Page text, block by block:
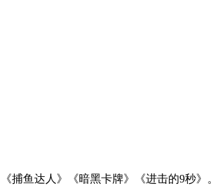
捕鱼达人》《暗黑卡牌》《进击的9秒》。